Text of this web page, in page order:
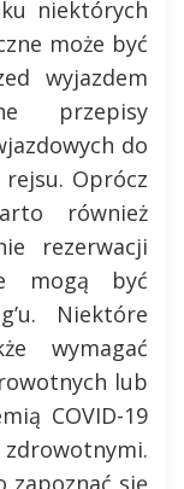
niektórych
może być
wyjazdem
przepisy
do
Oprócz
również
rezerwacji
mogą być
Niektóre
wymagać
lub
COVID-19
zapoznać się